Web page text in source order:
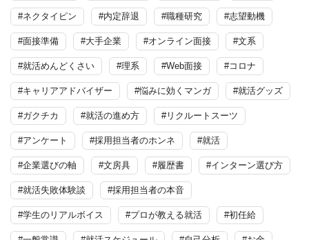
#ネクタイピン #内定辞退 #職種研究 #志望動機
#面接準備 #大手企業 #オンライン面接 #文系
#就活めんどくさい #理系 #Web面接 #コロナ
#キャリアアドバイザー #悩みに効くマンガ #就活グッズ
#ガクチカ #就活の進め方 #リクルートスーツ
#アンケート #採用担当者のホンネ #就活
#企業選びの軸 #文房具 #履歴書 #インターン選び方
#就活失敗体験談 #採用担当者の本音
#学生のリアルボイス #プロが教える就活 #初任給